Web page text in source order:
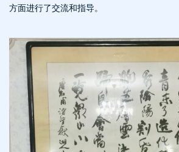
方面进行了交流和指导。